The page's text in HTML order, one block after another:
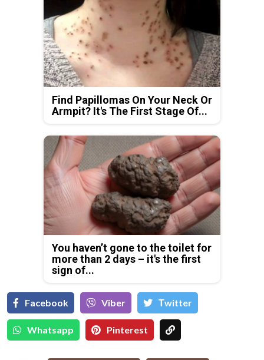
Find Papillomas On Your Neck Or
Armpit? It's The First Stage Of...
You haven’t gone to the toilet for
more than 2 days – it's the first
sign of...
Facebook Viber Тwitter
Whatsapp Pinterest